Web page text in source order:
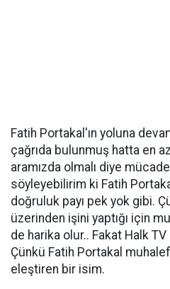
Fatih Portakal'ın yoluna
çağrıda bulunmuş hatta en
aramızda olmalı diye
söyleyebilirim ki Fatih
doğruluk payı pek yok gibi.
üzerinden işini yaptığı için
de harika olur.. Fakat Halk
Çünkü Fatih Portakal
eleştiren bir isim.